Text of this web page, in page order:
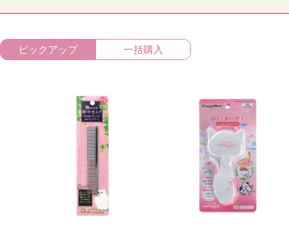
ピックアップ 一括購入